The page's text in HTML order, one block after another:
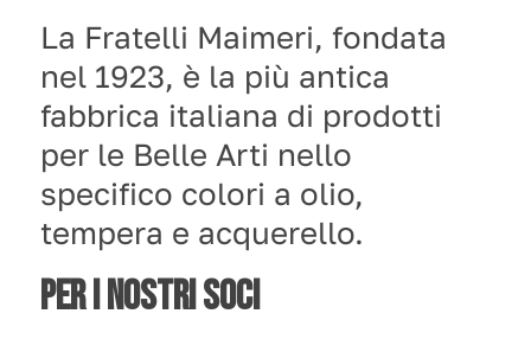
La Fratelli Maimeri, fondata
nel 1923, è la più antica
fabbrica italiana di prodotti
per le Belle Arti nello
specifico colori a olio,
tempera e acquerello.
PER I NOSTRI SOCI